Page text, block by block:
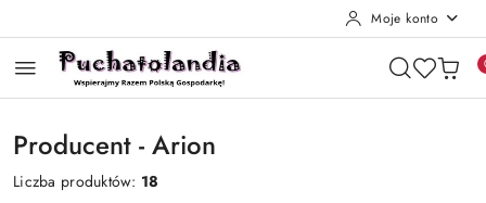
Moje konto
Producent - Arion
Liczba produktów: 18